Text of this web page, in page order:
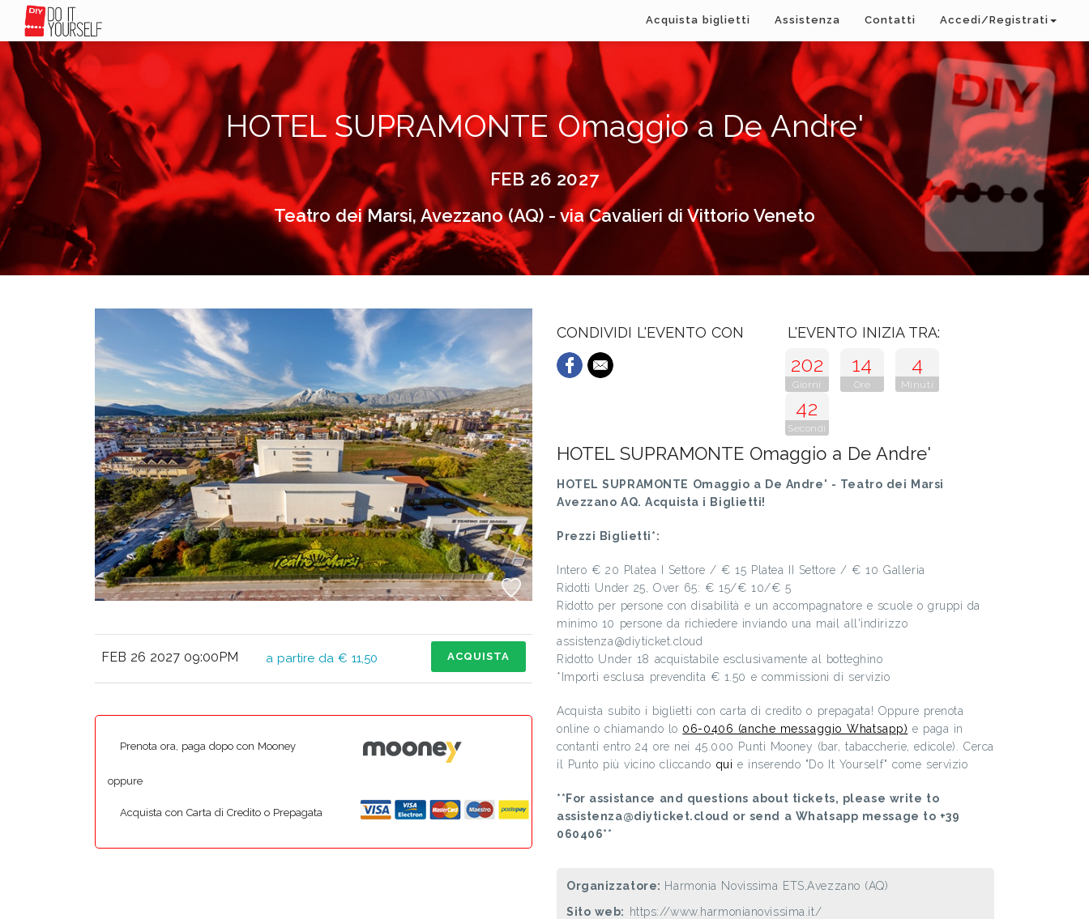
Acquista biglietti Assistenza Contatti Accedi/Registrati
HOTEL SUPRAMONTE Omaggio a De Andre'
FEB 26 2027
Teatro dei Marsi, Avezzano (AQ) - via Cavalieri di Vittorio Veneto
FEB 26 2027 09:00PM a partire da € 11,50 ACQUISTA
Prenota ora, paga dopo con Mooney
oppure
Acquista con Carta di Credito o Prepagata
CONDIVIDI L'EVENTO CON L'EVENTO INIZIA TRA:
202
Giorni
14
Ore
4
Minuti
41
Secondi
HOTEL SUPRAMONTE Omaggio a De Andre'
HOTEL SUPRAMONTE Omaggio a De Andre' - Teatro dei Marsi
Avezzano AQ. Acquista i Biglietti!
Prezzi Biglietti*:
Intero € 20 Platea I Settore / € 15 Platea II Settore / € 10 Galleria
Ridotti Under 25, Over 65: € 15/€ 10/€ 5
Ridotto per persone con disabilità e un accompagnatore e scuole o gruppi da
minimo 10 persone da richiedere inviando una mail all'indirizzo
assistenza@diyticket.cloud
Ridotto Under 18 acquistabile esclusivamente al botteghino
*Importi esclusa prevendita € 1.50 e commissioni di servizio
Acquista subito i biglietti con carta di credito o prepagata! Oppure prenota
online o chiamando lo 06-0406 (anche messaggio Whatsapp) e paga in
contanti entro 24 ore nei 45.000 Punti Mooney (bar, tabaccherie, edicole). Cerca
il Punto più vicino cliccando qui e inserendo "Do It Yourself" come servizio
**For assistance and questions about tickets, please write to
assistenza@diyticket.cloud or send a Whatsapp message to +39
060406**
Organizzatore: Harmonia Novissima ETS,Avezzano (AQ)
Sito web:
https://www.harmonianovissima.it/